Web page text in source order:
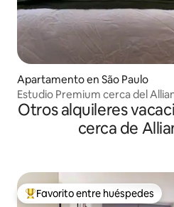
Apartamento en São Paulo
Estudio Premium cerca del
pie
Otros alquileres
cerca de
Favorito entre huéspedes
Favorito entre huéspedes